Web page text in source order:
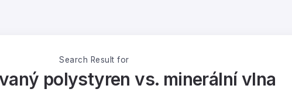
Search Result for
polystyren vs. minerální vlna